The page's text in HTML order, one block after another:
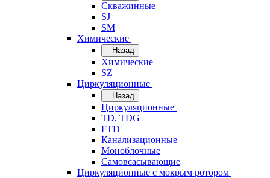
Скважинные
SJ
SM
Химические
Назад
Химические
SZ
Циркуляционные
Назад
Циркуляционные
TD, TDG
FTD
Канализационные
Моноблочные
Самовсасывающие
Циркуляционные с мокрым ротором